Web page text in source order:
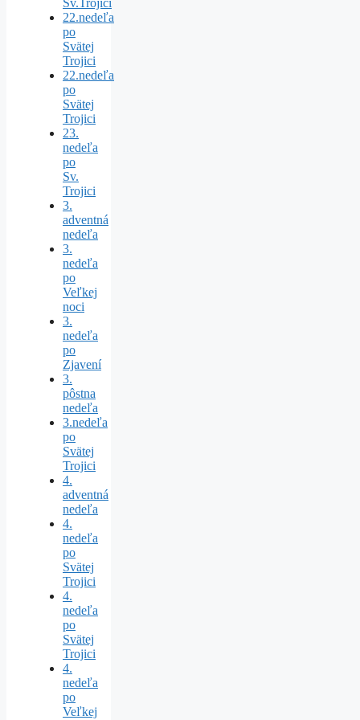
22.nedeľa
po
Svätej
Trojici
22.nedeľa
po
Svätej
Trojici
23.
nedeľa
po
Sv.
Trojici
3.
adventná
nedeľa
3.
nedeľa
po
Veľkej
noci
3.
nedeľa
po
Zjavení
3.
pôstna
nedeľa
3.nedeľa
po
Svätej
Trojici
4.
adventná
nedeľa
4.
nedeľa
po
Svätej
Trojici
4.
nedeľa
po
Svätej
Trojici
4.
nedeľa
po
Veľkej